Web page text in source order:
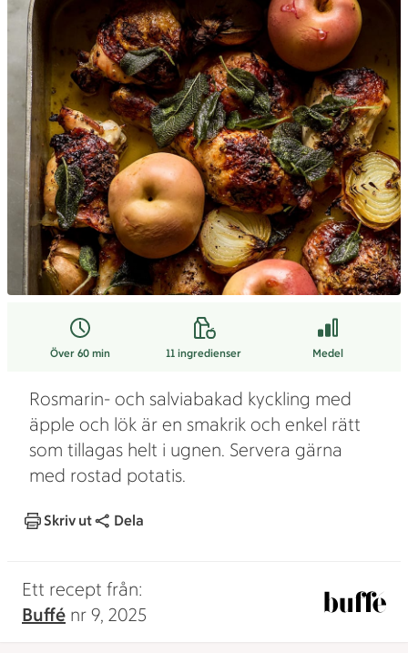
Över 60 min 11ingredienser Medel
Rosmarin- och salviabakad kyckling med
äpple och lök är en smakrik och enkel rätt
som tillagas helt i ugnen. Servera gärna
med rostad potatis.
Skriv ut Dela
Ett recept från:
Buffé nr 9, 2025